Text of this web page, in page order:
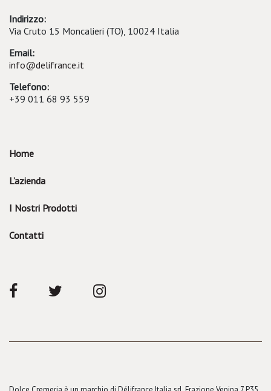
Indirizzo:
Via Cruto 15 Moncalieri (TO), 10024 Italia
Email:
info@delifrance.it
Telefono:
+39 011 68 93 559
Home
L’azienda
I Nostri Prodotti
Contatti